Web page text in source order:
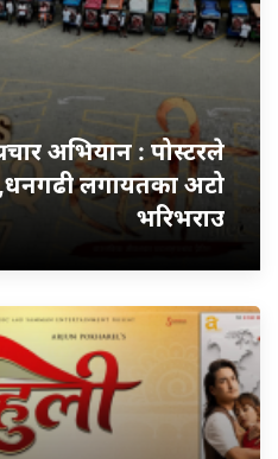
अभियान : पोस्टरले
लगायतका अटो
भरिभराउ